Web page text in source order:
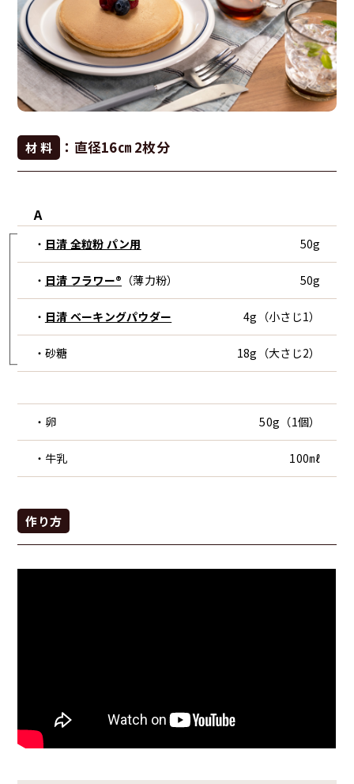
材 料 ：直径16㎝ 2枚分
A
・ 日清 全粒粉 パン用 50g
・ 日清 フラワー® （薄力粉） 50g
・ 日清 ベーキングパウダー 4g（小さじ1）
・砂糖 18g（大さじ2）
・卵 50g（1個）
・牛乳 100㎖
作り方